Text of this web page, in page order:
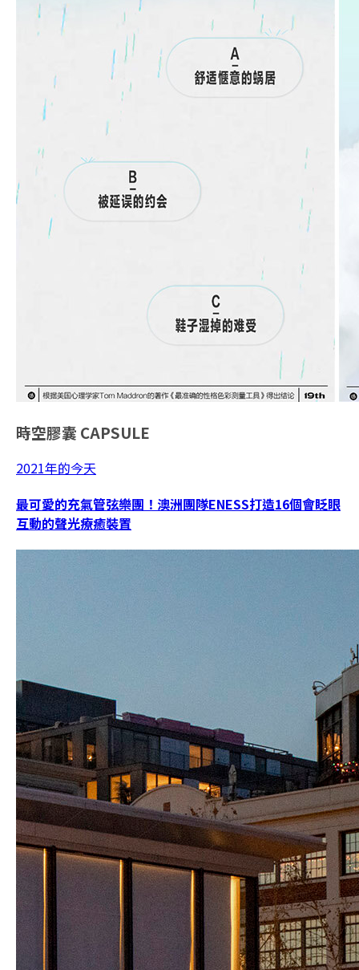
時空膠囊 CAPSULE
2021年的今天
最可愛的充氣管弦樂團！澳洲團隊ENESS打造16個會眨眼
互動的聲光療癒裝置